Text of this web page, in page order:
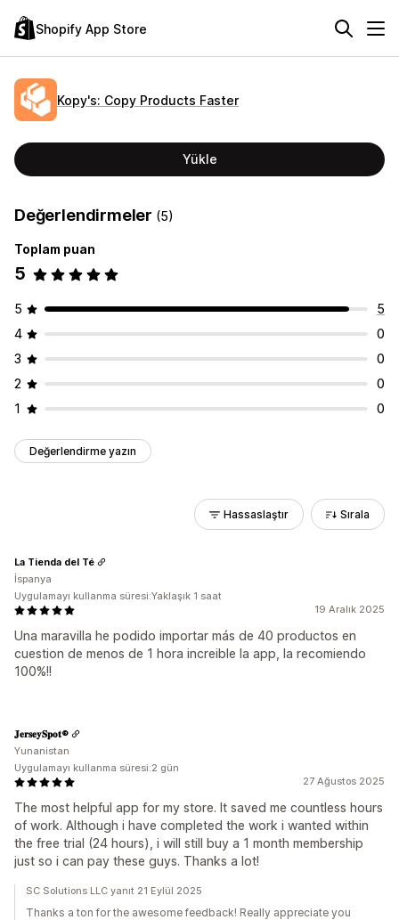
Shopify App Store
Kopy's: Copy Products Faster
Yükle
Değerlendirmeler (5)
Toplam puan
5
5
5
4
0
3
0
2
0
1
0
Değerlendirme yazın
Hassaslaştır Sırala
19 Aralık 2025
Una maravilla he podido importar más de 40 productos en
cuestion de menos de 1 hora increible la app, la recomiendo
100%!!
La Tienda del Té
İspanya
Uygulamayı kullanma süresi:Yaklaşık 1 saat
27 Ağustos 2025
The most helpful app for my store. It saved me countless hours
of work. Although i have completed the work i wanted within
the free trial (24 hours), i will still buy a 1 month membership
just so i can pay these guys. Thanks a lot!
𝐉𝐞𝐫𝐬𝐞𝐲𝐒𝐩𝐨𝐭®
Yunanistan
Uygulamayı kullanma süresi:2 gün
SC Solutions LLC yanıt 21 Eylül 2025
Thanks a ton for the awesome feedback! Really appreciate you